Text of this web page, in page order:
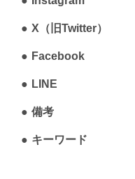
X（旧Twitter）
Facebook
LINE
備考
キーワード